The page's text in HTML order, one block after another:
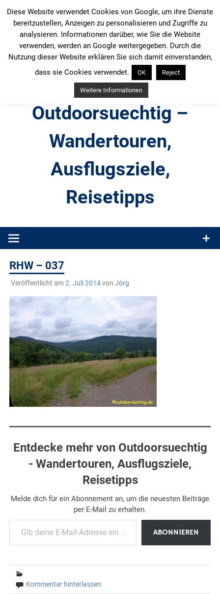
Inhalt
springen
Outdoorsuechtig –
Wandertouren,
Ausflugsziele,
Reisetipps
Produkttests und Buchrezensionen. Ein Blog für alle, die gern
RHW – 037
Veröffentlicht am2. Juli 2014von Jörg
Entdecke mehr von Outdoorsuechtig
- Wandertouren, Ausflugsziele,
Reisetipps
Melde dich für ein Abonnement an, um die neuesten Beiträge
per E-Mail zu erhalten.
Gib deine E-Mail-Adresse ein ...
ABONNIEREN
Kommentar hinterlassen
Diese Website verwendet Cookies von Google, um ihre Dienste
bereitzustellen, Anzeigen zu personalisieren und Zugriffe zu
analysieren. Informationen darüber, wie Sie die Website
verwenden, werden an Google weitergegeben. Durch die
Nutzung dieser Website erklären Sie sich damit einverstanden,
dass sie Cookies verwendet.
OK Reject
Weitere Informationen